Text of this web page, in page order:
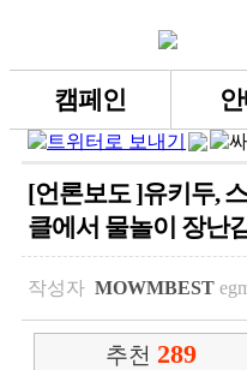
캠페인
[언론보도 ]유키두,
클에서 물놀이 장난
작성자 MOWMBEST
추천 289